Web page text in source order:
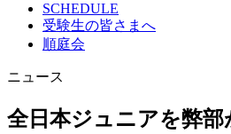
SCHEDULE
受験生の皆さまへ
順庭会
ニュース
全日本ジュニアを弊